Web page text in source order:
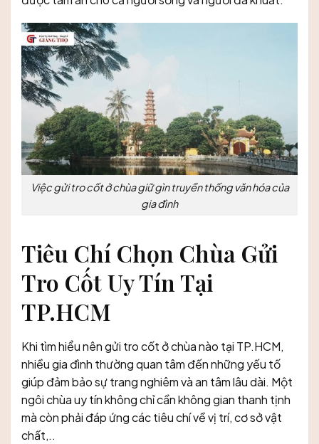
Việc gửi tro cốt ở chùa giữ gìn truyền thống văn hóa của
gia đình
Tiêu Chí Chọn Chùa Gửi
Tro Cốt Uy Tín Tại
TP.HCM
Khi tìm hiểu nên gửi tro cốt ở chùa nào tại TP.HCM,
nhiều gia đình thường quan tâm đến những yếu tố
giúp đảm bảo sự trang nghiêm và an tâm lâu dài. Một
ngôi chùa uy tín không chỉ cần không gian thanh tịnh
mà còn phải đáp ứng các tiêu chí về vị trí, cơ sở vật
chất,..